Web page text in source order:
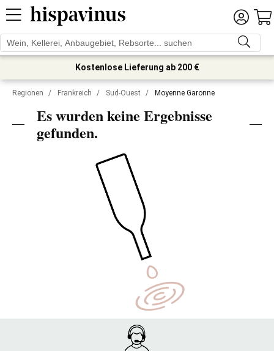
Kostenlose Lieferung ab 200 €
Regionen / Frankreich / Sud-Ouest / Moyenne Garonne
Es wurden keine Ergebnisse
gefunden.